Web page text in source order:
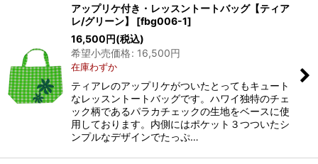
アップリケ付き・レッスントートバッグ【ティア
レ/グリーン】
[fbg006-1]
16,500円(税込)
希望小売価格: 16,500円
在庫わずか
ティアレのアップリケがついたとってもキュート
なレッスントートバッグです。ハワイ独特のチェ
ック柄であるパラカチェックの生地をベースに使
用しております。内側にはポケット３つついたシ
ンプルなデザインでたっぷ…